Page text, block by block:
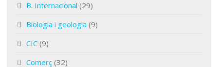
B. Internacional (29)
Biologia i geologia (9)
CIC (9)
Comerç (32)